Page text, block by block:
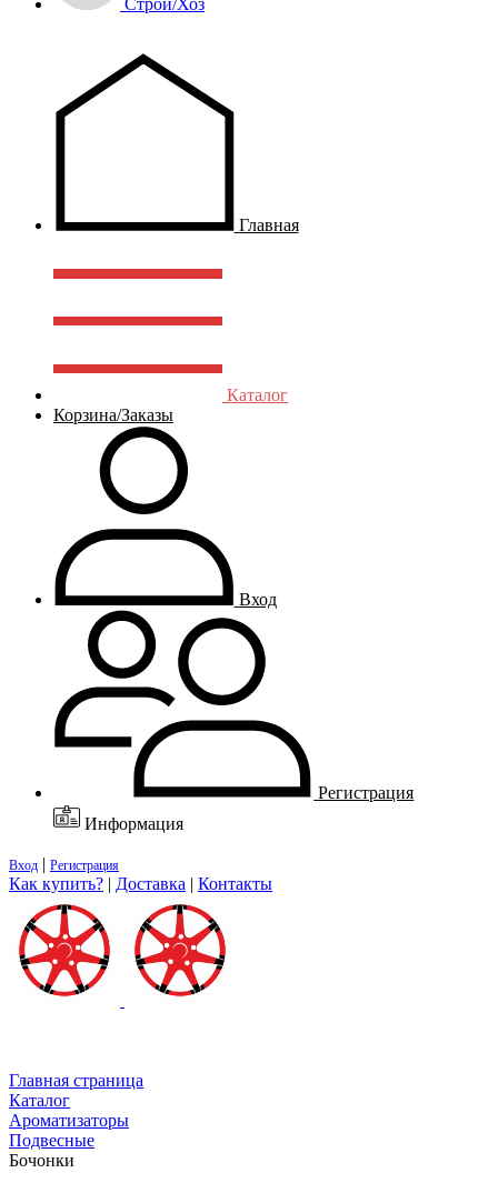
Строй/Хоз
Главная
Каталог
Корзина/Заказы
Вход
Регистрация
Информация
Вход | Регистрация
Как купить? | Доставка | Контакты
Главная страница
Каталог
Ароматизаторы
Подвесные
Бочонки